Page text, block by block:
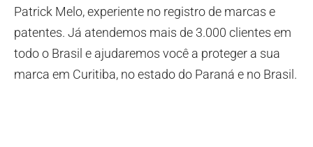
Patrick Melo, experiente no registro de marcas e
patentes. Já atendemos mais de 3.000 clientes em
todo o Brasil e ajudaremos você a proteger a sua
marca em Curitiba, no estado do Paraná e no Brasil.